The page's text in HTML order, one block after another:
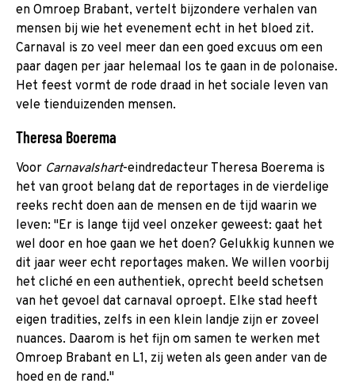
en Omroep Brabant, vertelt bijzondere verhalen van
mensen bij wie het evenement echt in het bloed zit.
Carnaval is zo veel meer dan een goed excuus om een
paar dagen per jaar helemaal los te gaan in de polonaise.
Het feest vormt de rode draad in het sociale leven van
vele tienduizenden mensen.
Theresa Boerema
Voor Carnavalshart-eindredacteur Theresa Boerema is
het van groot belang dat de reportages in de vierdelige
reeks recht doen aan de mensen en de tijd waarin we
leven: "Er is lange tijd veel onzeker geweest: gaat het
wel door en hoe gaan we het doen? Gelukkig kunnen we
dit jaar weer echt reportages maken. We willen voorbij
het cliché en een authentiek, oprecht beeld schetsen
van het gevoel dat carnaval oproept. Elke stad heeft
eigen tradities, zelfs in een klein landje zijn er zoveel
nuances. Daarom is het fijn om samen te werken met
Omroep Brabant en L1, zij weten als geen ander van de
hoed en de rand."